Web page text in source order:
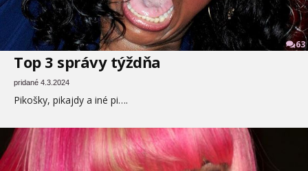
63
Top 3 správy týždňa
pridané 4.3.2024
Pikošky, pikajdy a iné pi….